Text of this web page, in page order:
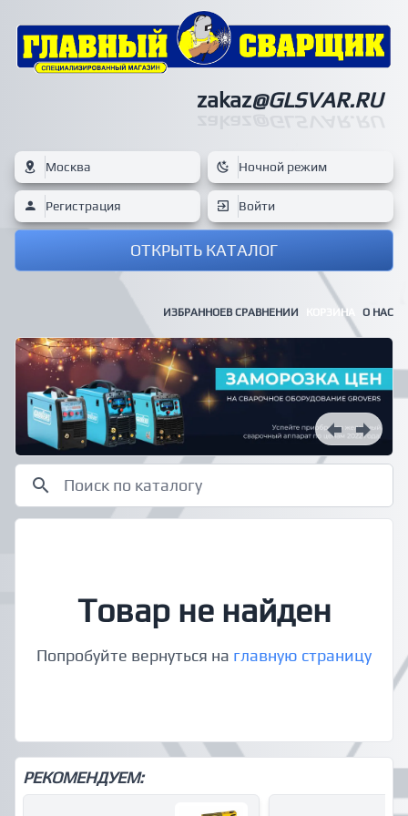
zakaz@GLSVAR.RU
Москва Ночной режим
Регистрация Войти
ОТКРЫТЬ КАТАЛОГ
ИЗБРАННОЕВ СРАВНЕНИИ КОРЗИНА О НАС
Товар не найден
Попробуйте вернуться на главную страницу
РЕКОМЕНДУЕМ: